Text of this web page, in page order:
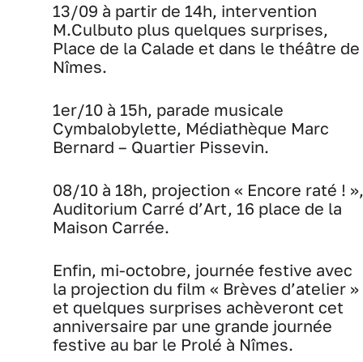
13/09 à partir de 14h, intervention
M.Culbuto plus quelques surprises,
Place de la Calade et dans le théâtre de
Nîmes.
1er/10 à 15h, parade musicale
Cymbalobylette, Médiathèque Marc
Bernard – Quartier Pissevin.
08/10 à 18h, projection « Encore raté ! »,
Auditorium Carré d’Art, 16 place de la
Maison Carrée.
Enfin, mi-octobre, journée festive avec
la projection du film « Brèves d’atelier »
et quelques surprises achèveront cet
anniversaire par une grande journée
festive au bar le Prolé à Nîmes.